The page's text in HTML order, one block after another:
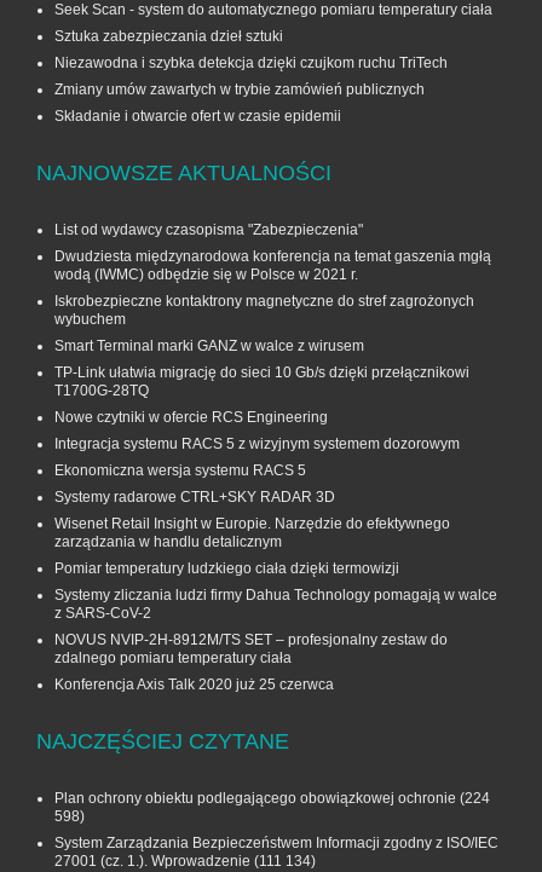
Seek Scan - system do automatycznego pomiaru temperatury ciała
Sztuka zabezpieczania dzieł sztuki
Niezawodna i szybka detekcja dzięki czujkom ruchu TriTech
Zmiany umów zawartych w trybie zamówień publicznych
Składanie i otwarcie ofert w czasie epidemii
NAJNOWSZE AKTUALNOŚCI
List od wydawcy czasopisma "Zabezpieczenia"
Dwudziesta międzynarodowa konferencja na temat gaszenia mgłą
wodą (IWMC) odbędzie się w Polsce w 2021 r.
Iskrobezpieczne kontaktrony magnetyczne do stref zagrożonych
wybuchem
Smart Terminal marki GANZ w walce z wirusem
TP-Link ułatwia migrację do sieci 10 Gb/s dzięki przełącznikowi
T1700G‑28TQ
Nowe czytniki w ofercie RCS Engineering
Integracja systemu RACS 5 z wizyjnym systemem dozorowym
Ekonomiczna wersja systemu RACS 5
Systemy radarowe CTRL+SKY RADAR 3D
Wisenet Retail Insight w Europie. Narzędzie do efektywnego
zarządzania w handlu detalicznym
Pomiar temperatury ludzkiego ciała dzięki termowizji
Systemy zliczania ludzi firmy Dahua Technology pomagają w walce
z SARS-CoV-2
NOVUS NVIP-2H-8912M/TS SET – profesjonalny zestaw do
zdalnego pomiaru temperatury ciała
Konferencja Axis Talk 2020 już 25 czerwca
NAJCZĘŚCIEJ CZYTANE
Plan ochrony obiektu podlegającego obowiązkowej ochronie (224
598)
System Zarządzania Bezpieczeństwem Informacji zgodny z ISO/IEC
27001 (cz. 1.). Wprowadzenie (111 134)